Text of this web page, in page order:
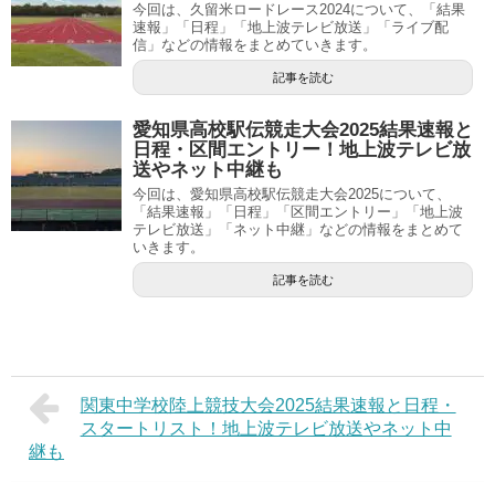
今回は、久留米ロードレース2024について、「結果
速報」「日程」「地上波テレビ放送」「ライブ配
信」などの情報をまとめていきます。
記事を読む
愛知県高校駅伝競走大会2025結果速報と
日程・区間エントリー！地上波テレビ放
送やネット中継も
今回は、愛知県高校駅伝競走大会2025について、
「結果速報」「日程」「区間エントリー」「地上波
テレビ放送」「ネット中継」などの情報をまとめて
いきます。
記事を読む
関東中学校陸上競技大会2025結果速報と日程・
スタートリスト！地上波テレビ放送やネット中
継も